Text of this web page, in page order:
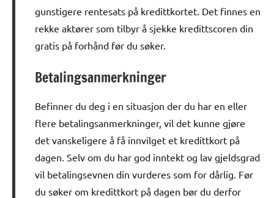
gunstigere rentesats på kredittkortet. Det finnes en
rekke aktører som tilbyr å sjekke kredittscoren din
gratis på forhånd før du søker.
Betalingsanmerkninger
Befinner du deg i en situasjon der du har en eller
flere betalingsanmerkninger, vil det kunne gjøre
det vanskeligere å få innvilget et kredittkort på
dagen. Selv om du har god inntekt og lav gjeldsgrad
vil betalingsevnen din vurderes som for dårlig. Før
du søker om kredittkort på dagen bør du derfor